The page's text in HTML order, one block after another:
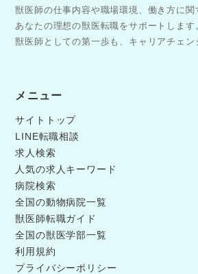
獣医師の仕事内容や職場環境、働き方に関
あなたの理想の獣医転職をサポートします
獣医師としての第一歩も、キャリアチェン
メニュー
サイトトップ
LINE転職相談
求人検索
人気の求人キーワード
病院検索
全国の動物病院一覧
獣医師転職ガイド
全国の獣医学部一覧
利用規約
プライバシーポリシー